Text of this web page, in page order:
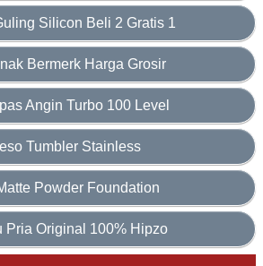
Silicon Beli 2 Gratis 1
Bermerk Harga Grosir
Angin Turbo 100 Level
Tumbler Stainless
Powder Foundation
Pria Original 100% Hipzo